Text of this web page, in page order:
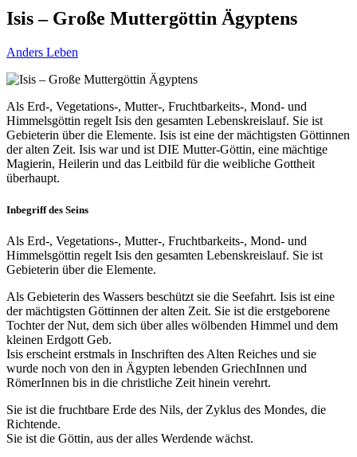
Isis – Große Muttergöttin Ägyptens
Anders Leben
Als Erd-, Vegetations-, Mutter-, Fruchtbarkeits-, Mond- und
Himmelsgöttin regelt Isis den gesamten Lebenskreislauf. Sie ist
Gebieterin über die Elemente. Isis ist eine der mächtigsten Göttinnen
der alten Zeit. Isis war und ist DIE Mutter-Göttin, eine mächtige
Magierin, Heilerin und das Leitbild für die weibliche Gottheit
überhaupt.
Inbegriff des Seins
Als Erd-, Vegetations-, Mutter-, Fruchtbarkeits-, Mond- und
Himmelsgöttin regelt Isis den gesamten Lebenskreislauf. Sie ist
Gebieterin über die Elemente.
Als Gebieterin des Wassers beschützt sie die Seefahrt. Isis ist eine
der mächtigsten Göttinnen der alten Zeit. Sie ist die erstgeborene
Tochter der Nut, dem sich über alles wölbenden Himmel und dem
kleinen Erdgott Geb.
Isis erscheint erstmals in Inschriften des Alten Reiches und sie
wurde noch von den in Ägypten lebenden GriechInnen und
RömerInnen bis in die christliche Zeit hinein verehrt.
Sie ist die fruchtbare Erde des Nils, der Zyklus des Mondes, die
Richtende.
Sie ist die Göttin, aus der alles Werdende wächst.